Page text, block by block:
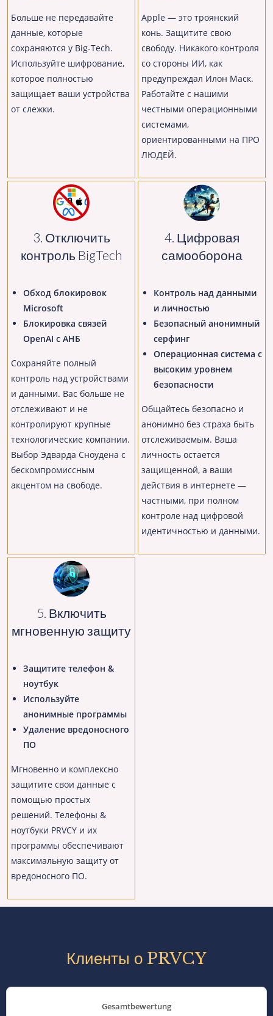
Больше не передавайте
данные, которые
сохраняются у Big-Tech.
Используйте шифрование,
которое полностью
защищает ваши устройства
от слежки.
Apple — это троянский
конь. Защитите свою
свободу. Никакого контроля
со стороны ИИ, как
предупреждал Илон Маск.
Работайте с нашими
честными операционными
системами,
ориентированными на ПРО
ЛЮДЕЙ.
3. Отключить
контроль BigTech
Обход блокировок
Microsoft
Блокировка связей
OpenAI с АНБ
Сохраняйте полный
контроль над устройствами
и данными. Вас больше не
отслеживают и не
контролируют крупные
технологические компании.
Выбор Эдварда Сноудена с
бескомпромиссным
акцентом на свободе.
4. Цифровая
самооборона
Контроль над данными
и личностью
Безопасный анонимный
серфинг
Операционная система с
высоким уровнем
безопасности
Общайтесь безопасно и
анонимно без страха быть
отслеживаемым. Ваша
личность остается
защищенной, а ваши
действия в интернете —
частными, при полном
контроле над цифровой
идентичностью и данными.
5. Включить
мгновенную защиту
Защитите телефон &
ноутбук
Используйте
анонимные программы
Удаление вредоносного
ПО
Мгновенно и комплексно
защитите свои данные с
помощью простых
решений. Телефоны &
ноутбуки PRVCY и их
программы обеспечивают
максимальную защиту от
вредоносного ПО.
Клиенты о PRVCY
Gesamtbewertung